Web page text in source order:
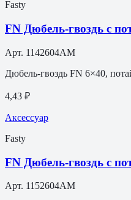
Fasty
FN Дюбель-гвоздь с
Арт. 1142604AM
Дюбель-гвоздь FN 6×40,
4,43 ₽
Аксессуар
Fasty
FN Дюбель-гвоздь с
Арт. 1152604AM